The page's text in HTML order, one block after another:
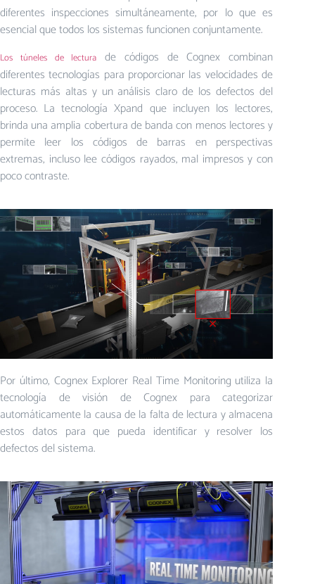
diferentes inspecciones simultáneamente, por lo que es
esencial que todos los sistemas funcionen conjuntamente.
Los túneles de lectura de códigos de Cognex combinan
diferentes tecnologías para proporcionar las velocidades de
lecturas más altas y un análisis claro de los defectos del
proceso. La tecnología Xpand que incluyen los lectores,
brinda una amplia cobertura de banda con menos lectores y
permite leer los códigos de barras en perspectivas
extremas, incluso lee códigos rayados, mal impresos y con
poco contraste.
Por último, Cognex Explorer Real Time Monitoring utiliza la
tecnología de visión de Cognex para categorizar
automáticamente la causa de la falta de lectura y almacena
estos datos para que pueda identificar y resolver los
defectos del sistema.